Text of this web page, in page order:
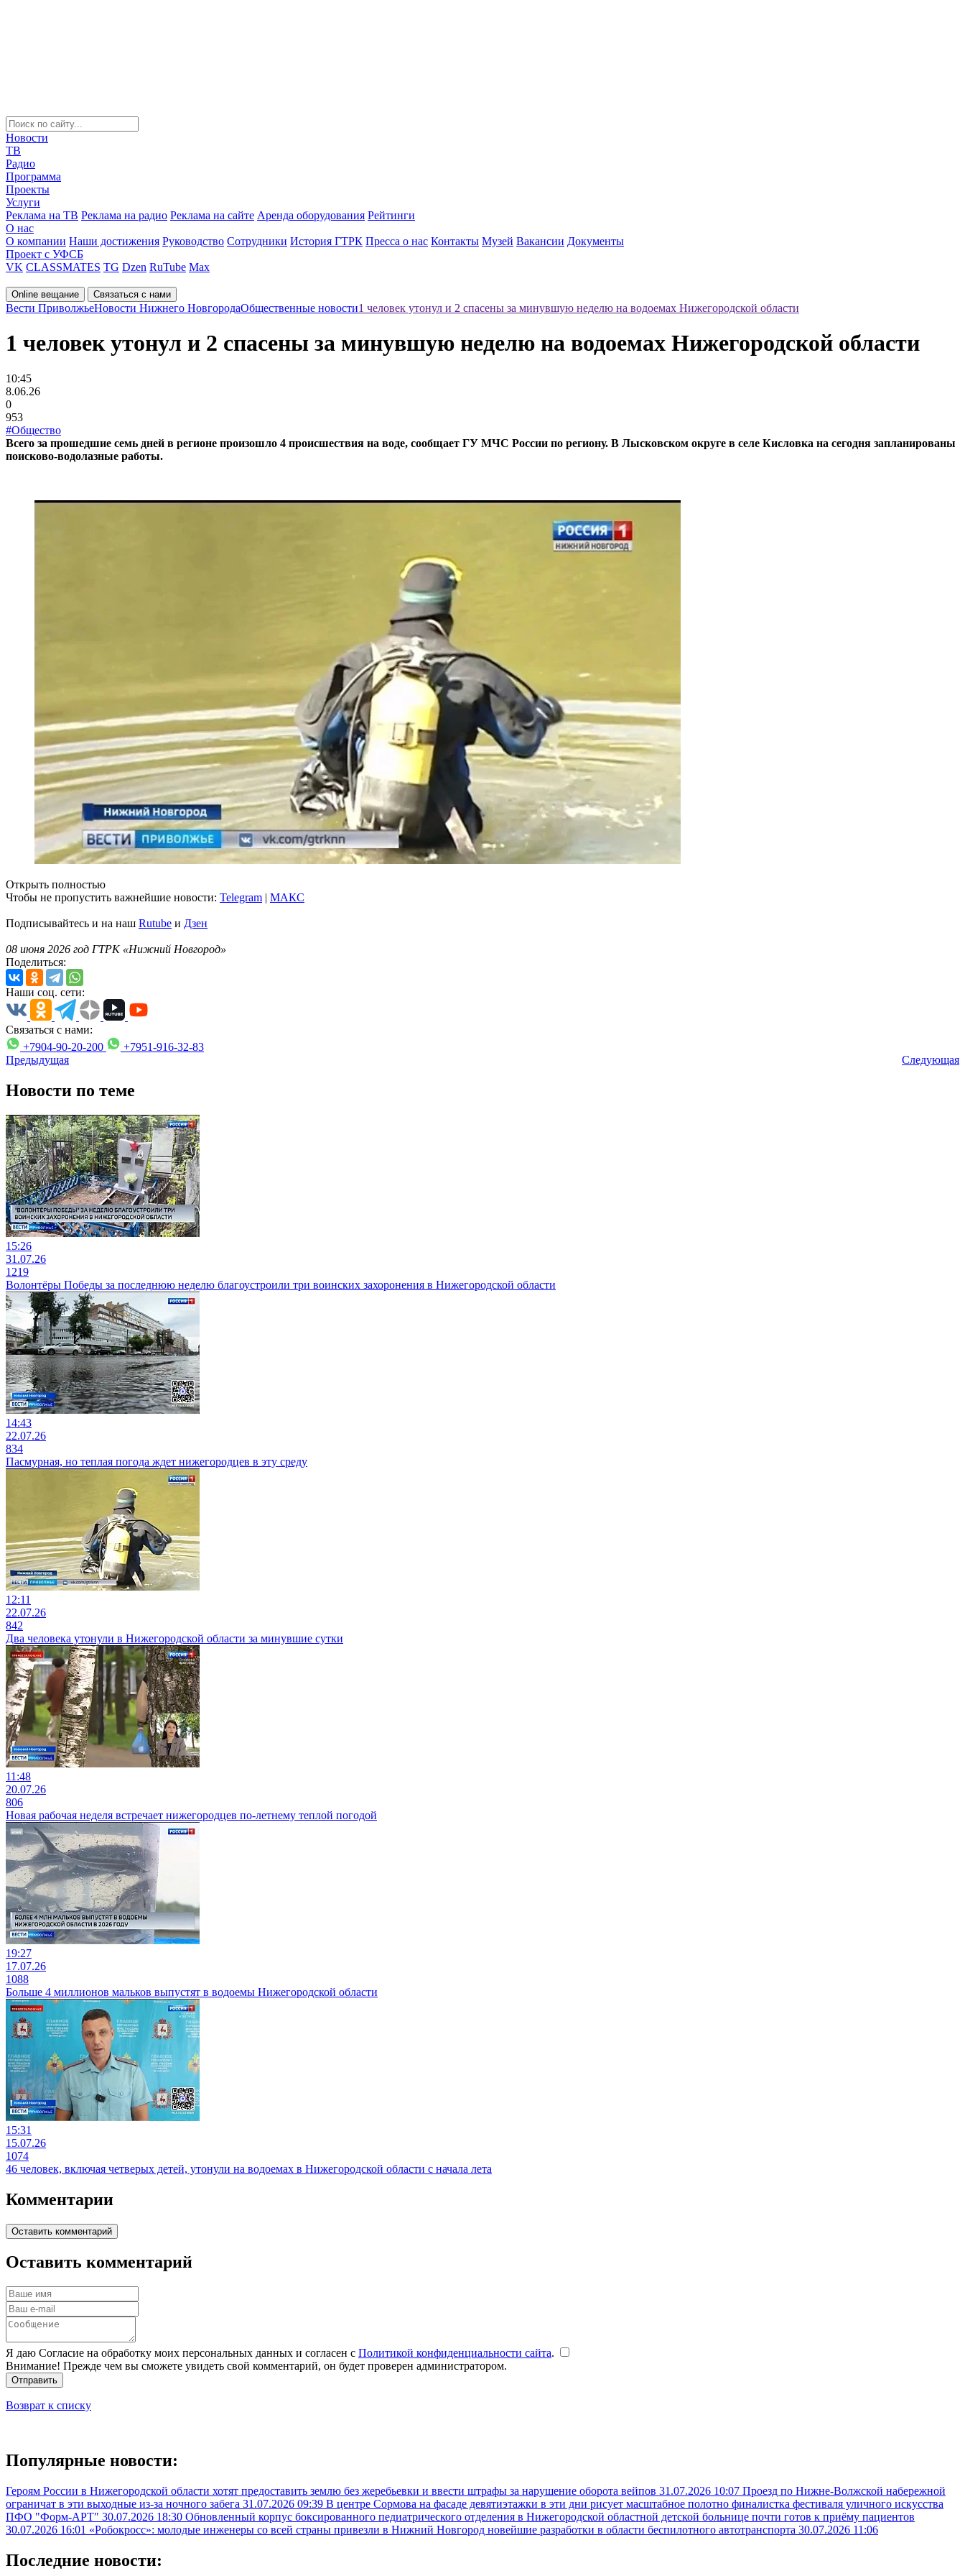
Новости
ТВ
Радио
Программа
Проекты
Услуги
Реклама на ТВ Реклама на радио Реклама на сайте Аренда оборудования Рейтинги
О нас
О компании Наши достижения Руководство Сотрудники История ГТРК Пресса о нас Контакты Музей Вакансии Документы
Проект с УФСБ
VK CLASSMATES TG Dzen RuTube Max
Online вещание Связаться с нами
Вести ПриволжьеНовости Нижнего НовгородаОбщественные новости1 человек утонул и 2 спасены за минувшую неделю на водоемах Нижегородской области
1 человек утонул и 2 спасены за минувшую неделю на водоемах Нижегородской области
10:45
8.06.26
0
953
#Общество
Всего за прошедшие семь дней в регионе произошло 4 происшествия на воде, сообщает ГУ МЧС России по региону. В Лысковском округе в селе Кисловка на сегодня запланированы
поисково-водолазные работы.
Открыть полностью
Чтобы не пропустить важнейшие новости: Telegram | MAКС
Подписывайтесь и на наш Rutube и Дзен
08 июня 2026 год ГТРК «Нижний Новгород»
Поделиться:
Наши соц. сети:
Связаться с нами:
+7904-90-20-200
+7951-916-32-83
Предыдущая
Следующая
Новости по теме
15:26
31.07.26
1219
Волонтёры Победы за последнюю неделю благоустроили три воинских захоронения в Нижегородской области
14:43
22.07.26
834
Пасмурная, но теплая погода ждет нижегородцев в эту среду
12:11
22.07.26
842
Два человека утонули в Нижегородской области за минувшие сутки
11:48
20.07.26
806
Новая рабочая неделя встречает нижегородцев по-летнему теплой погодой
19:27
17.07.26
1088
Больше 4 миллионов мальков выпустят в водоемы Нижегородской области
15:31
15.07.26
1074
46 человек, включая четверых детей, утонули на водоемах в Нижегородской области с начала лета
Комментарии
Оставить комментарий
Оставить комментарий
Я даю Согласие на обработку моих персональных данных и согласен с Политикой конфиденциальности сайта.
Внимание! Прежде чем вы сможете увидеть свой комментарий, он будет проверен администратором.
Отправить
Возврат к списку
Популярные новости:
Героям России в Нижегородской области хотят предоставить землю без жеребьевки и ввести штрафы за нарушение оборота вейпов 31.07.2026 10:07 Проезд по Нижне-Волжской набережной
ограничат в эти выходные из-за ночного забега 31.07.2026 09:39 В центре Сормова на фасаде девятиэтажки в эти дни рисует масштабное полотно финалистка фестиваля уличного искусства
ПФО "Форм-АРТ" 30.07.2026 18:30 Обновленный корпус боксированного педиатрического отделения в Нижегородской областной детской больнице почти готов к приёму пациентов
30.07.2026 16:01 «Робокросс»: молодые инженеры со всей страны привезли в Нижний Новгород новейшие разработки в области беспилотного автотранспорта 30.07.2026 11:06
Последние новости: